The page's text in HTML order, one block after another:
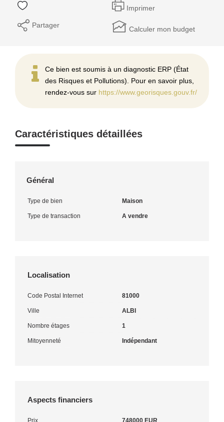
Imprimer
Partager Calculer mon budget
Ce bien est soumis à un diagnostic ERP (État
des Risques et Pollutions). Pour en savoir plus,
rendez-vous sur https://www.georisques.gouv.fr/
Caractéristiques détaillées
Général
Type de bien Maison
Type de transaction A vendre
Localisation
Code Postal Internet 81000
Ville ALBI
Nombre étages 1
Mitoyenneté Indépendant
Aspects financiers
Prix 748000 EUR